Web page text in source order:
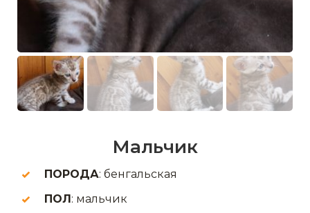
Мальчик
ПОРОДА: бенгальская
ПОЛ: мальчик